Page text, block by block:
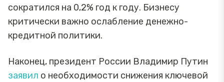
сократился на 0,2% год к году. Бизнесу
критически важно ослабление денежно-
кредитной политики.
Наконец, президент России Владимир Путин
заявил о необходимости снижения ключевой